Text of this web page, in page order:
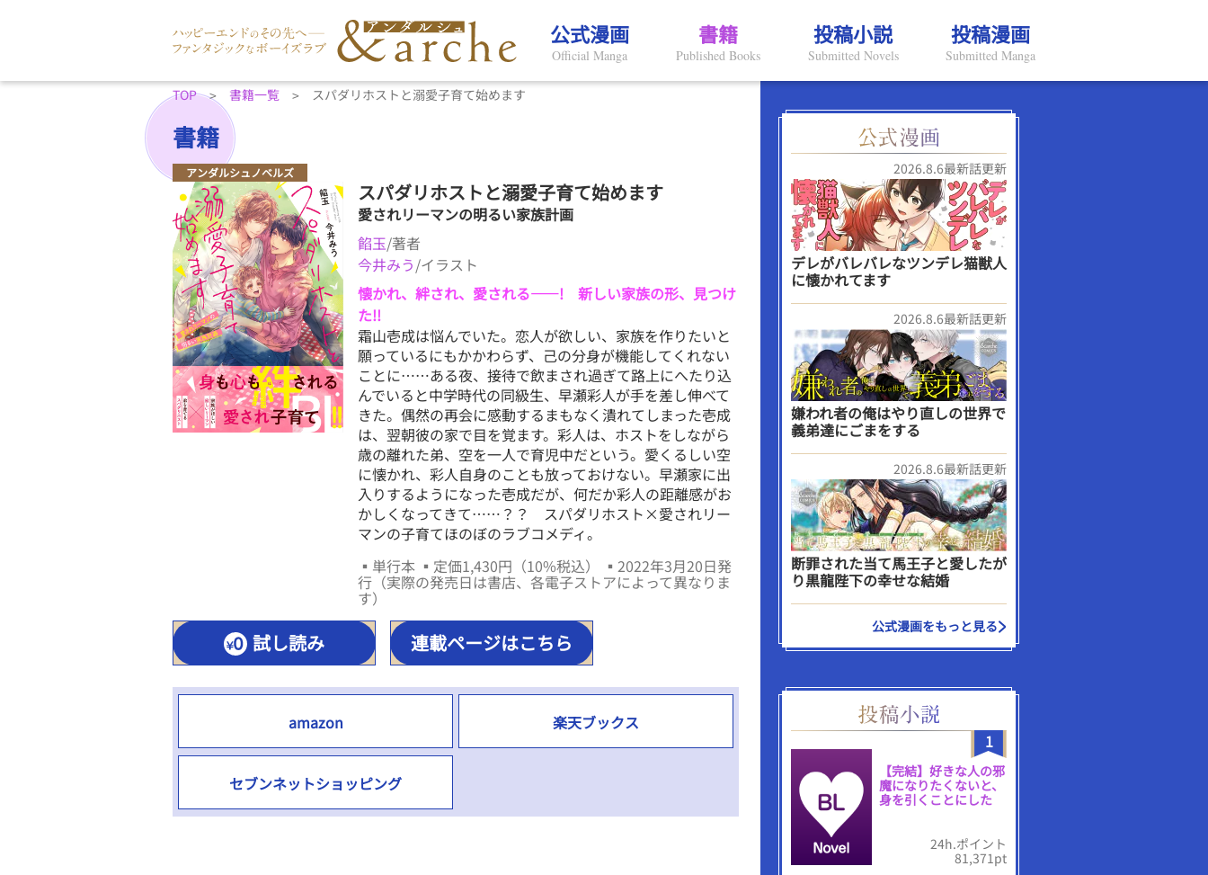
公式漫画
Official Manga
書籍
Published Books
投稿小説
Submitted Novels
投稿漫画
Submitted Manga
TOP 書籍一覧 スパダリホストと溺愛子育て始めます
書籍
アンダルシュノベルズ
スパダリホストと溺愛子育て始めます
愛されリーマンの明るい家族計画
餡玉/著者
今井みう/イラスト
懐かれ、絆され、愛される――! 新しい家族の形、見つけ
た!!
霜山壱成は悩んでいた。恋人が欲しい、家族を作りたいと
願っているにもかかわらず、己の分身が機能してくれない
ことに……ある夜、接待で飲まされ過ぎて路上にへたり込
んでいると中学時代の同級生、早瀬彩人が手を差し伸べて
きた。偶然の再会に感動するまもなく潰れてしまった壱成
は、翌朝彼の家で目を覚ます。彩人は、ホストをしながら
歳の離れた弟、空を一人で育児中だという。愛くるしい空
に懐かれ、彩人自身のことも放っておけない。早瀬家に出
入りするようになった壱成だが、何だか彩人の距離感がお
かしくなってきて……？？ スパダリホスト×愛されリー
マンの子育てほのぼのラブコメディ。
▪単行本 ▪定価1,430円（10%税込） ▪2022年3月20日発
行（実際の発売日は書店、各電子ストアによって異なりま
す）
試し読み 連載ページはこちら
amazon 楽天ブックス
セブンネットショッピング
2026.8.6最新話更新
デレがバレバレなツンデレ猫獣人
に懐かれてます
2026.8.6最新話更新
嫌われ者の俺はやり直しの世界で
義弟達にごまをする
2026.8.6最新話更新
断罪された当て馬王子と愛したが
り黒龍陛下の幸せな結婚
公式漫画をもっと見る
1
【完結】好きな人の邪
魔になりたくないと、
身を引くことにした
24h.ポイント
81,371pt